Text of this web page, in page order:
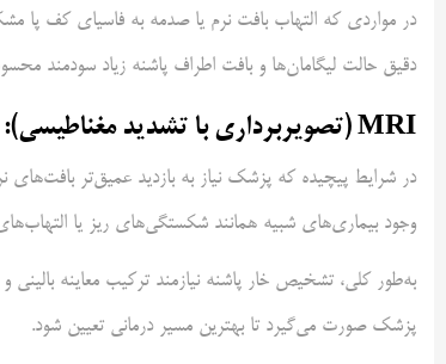
در مواردی که التهاب بافت نرم یا صدمه به فاسیای کف پا
دقیق حالت لیگامان‌ها و بافت اطراف پاشنه زیاد سودمند
MRI (تصویربرداری با تشدید مغناطیسی):
وجود بیماری‌های شبیه همانند شکستگی‌های ریز یا
به‌طور کلی، تشخیص خار پاشنه نیازمند ترکیب معاینه
پزشک صورت می‌گیرد تا بهترین مسیر درمانی تعیین شود.